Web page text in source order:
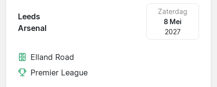
Leeds
Arsenal
Zaterdag
8 Mei
2027
Elland Road
Premier League